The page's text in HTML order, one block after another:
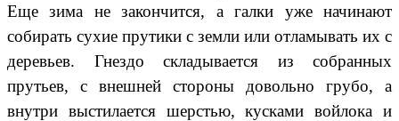
Еще зима не закончится, а галки уже начинают
собирать сухие прутики с земли или отламывать их с
деревьев. Гнездо складывается из собранных
прутьев, с внешней стороны довольно грубо, а
внутри выстилается шерстью, кусками войлока и